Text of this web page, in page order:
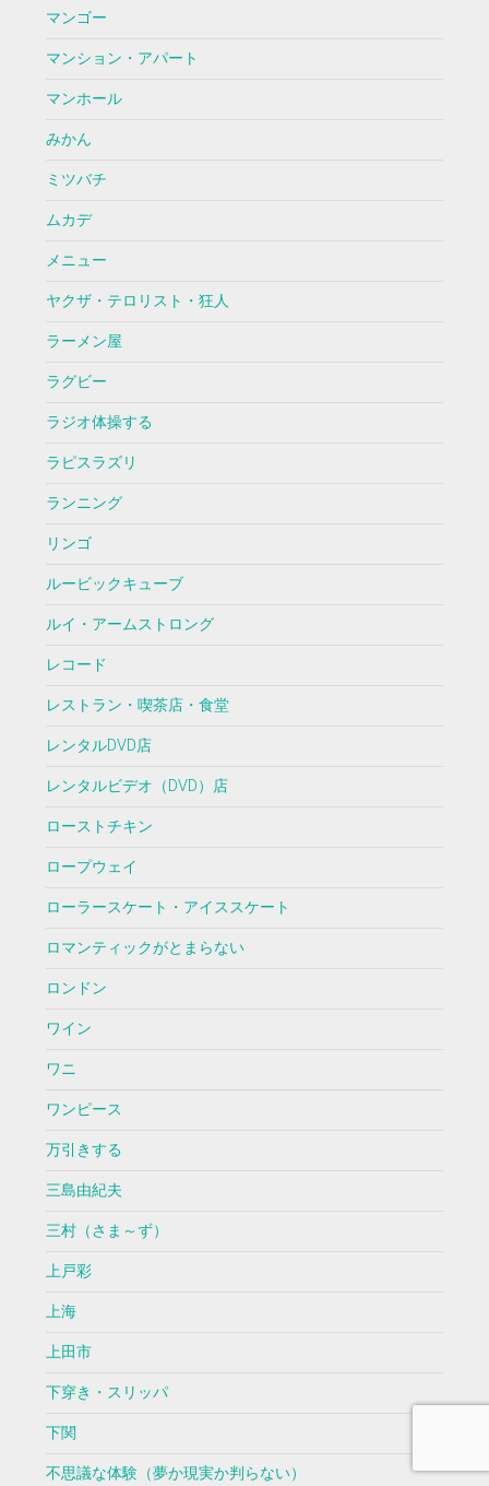
マンゴー
マンション・アパート
マンホール
みかん
ミツバチ
ムカデ
メニュー
ヤクザ・テロリスト・狂人
ラーメン屋
ラグビー
ラジオ体操する
ラピスラズリ
ランニング
リンゴ
ルービックキューブ
ルイ・アームストロング
レコード
レストラン・喫茶店・食堂
レンタルDVD店
レンタルビデオ（DVD）店
ローストチキン
ロープウェイ
ローラースケート・アイススケート
ロマンティックがとまらない
ロンドン
ワイン
ワニ
ワンピース
万引きする
三島由紀夫
三村（さま～ず）
上戸彩
上海
上田市
下穿き・スリッパ
下関
不思議な体験（夢か現実か判らない）